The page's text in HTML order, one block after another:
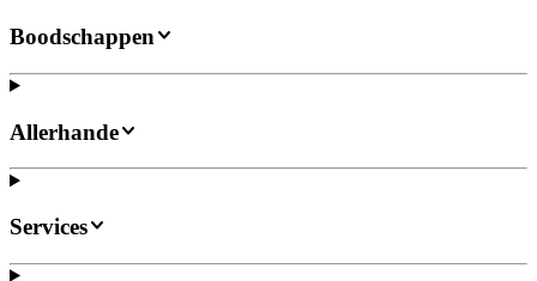
Boodschappen
Allerhande
Services